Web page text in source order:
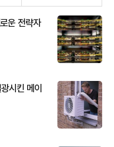
운 전략자
시킨 메이